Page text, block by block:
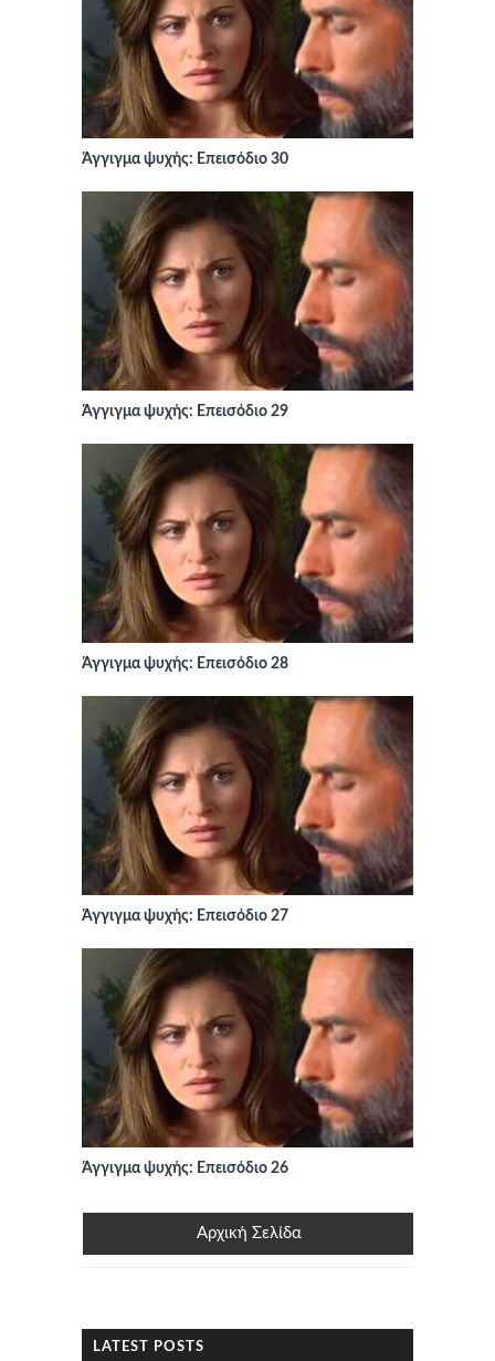
Άγγιγμα ψυχής: Επεισόδιο 30
Άγγιγμα ψυχής: Επεισόδιο 29
Άγγιγμα ψυχής: Επεισόδιο 28
Άγγιγμα ψυχής: Επεισόδιο 27
Άγγιγμα ψυχής: Επεισόδιο 26
Αρχική Σελίδα
LATEST POSTS